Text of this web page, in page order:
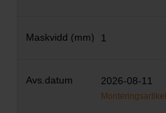
1
2026-08-11
Monteringsartikel